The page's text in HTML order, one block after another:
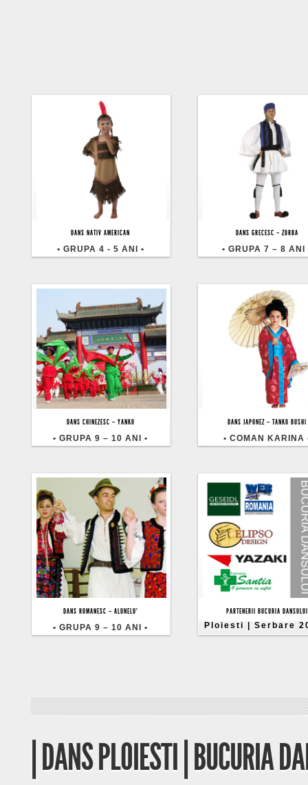
DANS NATIV AMERICAN
• GRUPA 4 - 5 ANI •
• Bucuria Dansului | Dans
Ploiesti | Serbare 2013 •
DANS GRECESC – ZORBA
• GRUPA 7 – 8 ANI
• Bucuria Dansului |
Ploiesti | Serbare
DANS CHINEZESC – YANKO
• GRUPA 9 – 10 ANI •
• Bucuria Dansului | Dans
Ploiesti | Serbare 2013 •
DANS JAPONEZ – TANKO BUSHI
• COMAN KARINA
• Bucuria Dansului |
Ploiesti | Serbare
DANS ROMANESC – ALUNELU’
• GRUPA 9 – 10 ANI •
• Bucuria Dansului | Dans
Ploiesti | Serbare 2013 •
PARTENERII BUCURIA DANSULUI
• Bucuria Dansului |
Ploiesti | Serbare
| DANS PLOIESTI | BUCURIA